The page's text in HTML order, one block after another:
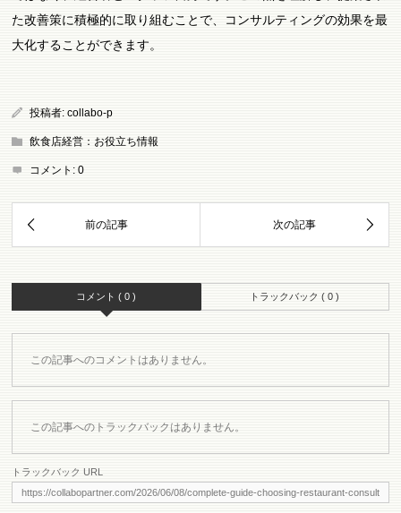
た改善策に積極的に取り組むことで、コンサルティングの効果を最
大化することができます。
投稿者:collabo-p
飲食店経営：お役立ち情報
コメント:0
コメント ( 0 ) トラックバック ( 0 )
この記事へのコメントはありません。
この記事へのトラックバックはありません。
トラックバック URL